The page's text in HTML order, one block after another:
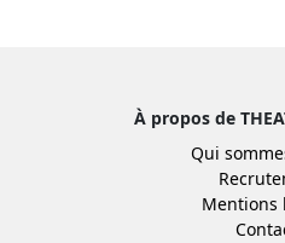
À propos de
Qui
Mentions